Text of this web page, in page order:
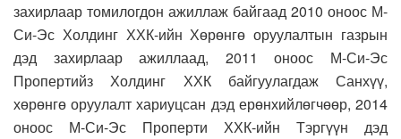
захирлаар томилогдон ажиллаж байгаад 2010 оноос М-
Си-Эс Холдинг ХХК-ийн Хөрөнгө оруулалтын газрын
дэд захирлаар ажиллаад, 2011 оноос М-Си-Эс
Пропертийз Холдинг ХХК байгуулагдаж Санхүү,
хөрөнгө оруулалт хариуцсан дэд ерөнхийлөгчөөр, 2014
оноос М-Си-Эс Проперти ХХК-ийн Тэргүүн дэд